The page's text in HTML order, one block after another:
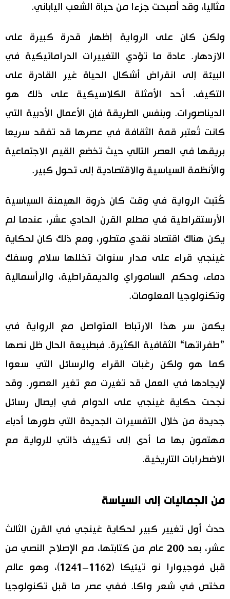
لايف ستايل
طوكيو
إعلان
مثاليا، وقد أصبحت جزءا من حياة الشعب الياباني.
ولكن كان على الرواية إظهار قدرة كبيرة على
الازدهار. عادة ما تؤدي التغييرات الدراماتيكية في
البيئة إلى انقراض أشكال الحياة غير القادرة على
التكيف. أحد الأمثلة الكلاسيكية على ذلك هو
الديناصورات. وبنفس الطريقة فإن الأعمال الأدبية التي
كانت تُعتبر قمة الثقافة في عصرها قد تفقد سريعا
بريقها في العصر التالي حيث تخضع القيم الاجتماعية
والأنظمة السياسية والاقتصادية إلى تحول كبير.
كُتبت الرواية في وقت كان ذروة الهيمنة السياسية
الأرستقراطية في مطلع القرن الحادي عشر، عندما لم
يكن هناك اقتصاد نقدي متطور، ومع ذلك كان لحكاية
غينجي قراء على مدار سنوات تخللها سلام وسفك
دماء، وحكم الساموراي والديمقراطية، والرأسمالية
وتكنولوجيا المعلومات.
يكمن سر هذا الارتباط المتواصل مع الرواية في
”طفراتها“ الثقافية الكثيرة. فبطبيعة الحال ظل نصها
كما هو ولكن رغبات القراء والرسائل التي سعوا
لإيجادها في العمل قد تغيرت مع تغير العصور. وقد
نجحت حكاية غينجي على الدوام في إيصال رسائل
جديدة من خلال التفسيرات الجديدة التي طورها أدباء
مهتمون بها ما أدى إلى تكييف ذاتي للرواية مع
الاضطرابات التاريخية.
من الجماليات إلى السياسة
حدث أول تغيير كبير لحكاية غينجي في القرن الثالث
عشر، بعد 200 عام من كتابتها، مع الإصلاح النصي من
قبل فوجيوارا نو تيئيكا (1162–1241)، وهو عالم
مختص في شعر واكا. ففي عصر ما قبل تكنولوجيا